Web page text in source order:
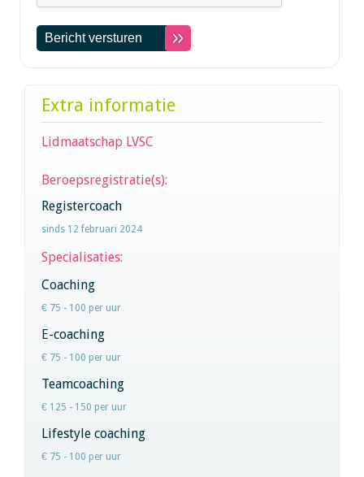
Extra informatie
Lidmaatschap LVSC
Beroepsregistratie(s):
Registercoach
sinds 12 februari 2024
Specialisaties:
Coaching
€ 75 - 100 per uur
E-coaching
€ 75 - 100 per uur
Teamcoaching
€ 125 - 150 per uur
Lifestyle coaching
€ 75 - 100 per uur